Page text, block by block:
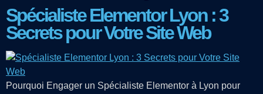
Spécialiste Elementor Lyon : 3
Secrets pour Votre Site Web
Pourquoi Engager un Spécialiste Elementor à Lyon pour